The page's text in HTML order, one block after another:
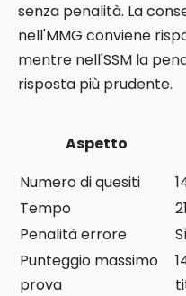
senza penalità. La
nell'MMG conviene
mentre nell'SSM la
risposta più prudente.
Aspetto
Numero di quesiti
Tempo
Penalità errore
Punteggio massimo
prova